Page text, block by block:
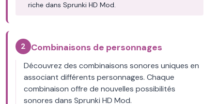
riche dans Sprunki HD Mod.
2 Combinaisons de personnages
Découvrez des combinaisons sonores uniques en
associant différents personnages. Chaque
combinaison offre de nouvelles possibilités
sonores dans Sprunki HD Mod.